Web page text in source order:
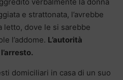
verbalmente la donna
e strattonata, l’avrebbe
letto, dove le si sarebbe
l’addome. L’autorità
domiciliari in casa di un suo